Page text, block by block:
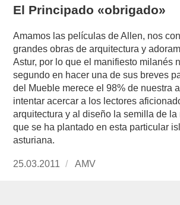
El Principado «obrigado»
Amamos las películas de Allen, nos
grandes obras de arquitectura y
Astur, por lo que el manifiesto milanés
segundo en hacer una de sus breves
del Mueble merece el 98% de nuestra
intentar acercar a los lectores
arquitectura y al diseño la semilla de la
que se ha plantado en esta particular
asturiana.
Publicado
25.03.2011 https://
AMV